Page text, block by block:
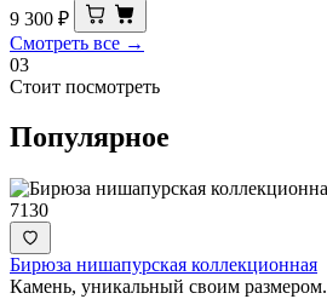
9 300 ₽
Смотреть все →
03
Стоит посмотреть
Популярное
7130
Бирюза нишапурская коллекционная
Камень, уникальный своим размером.